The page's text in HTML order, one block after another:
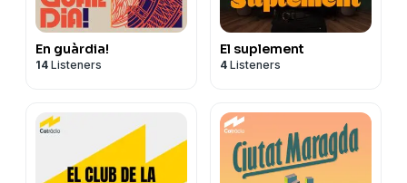
En guàrdia!
14 Listeners
El suplement
4 Listeners